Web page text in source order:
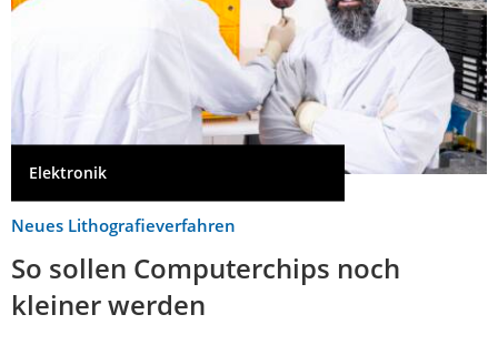
Elektronik
Neues Lithografieverfahren
So sollen Computerchips noch
kleiner werden